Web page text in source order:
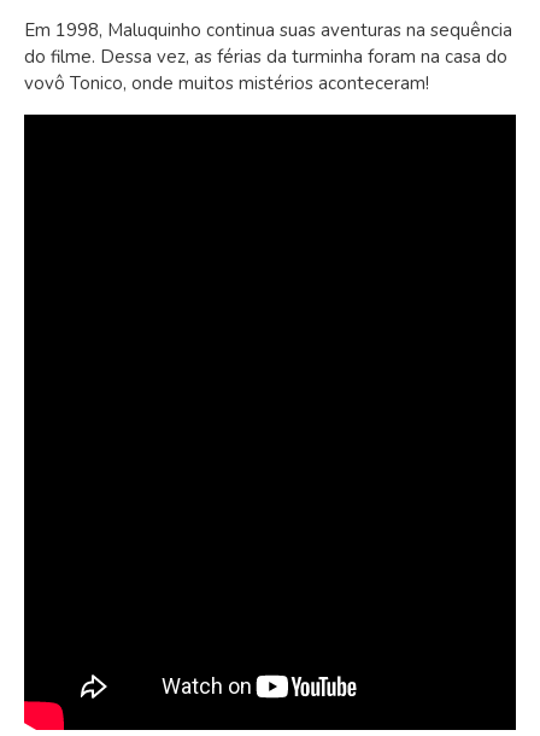
Em 1998, Maluquinho continua suas aventuras na sequência
do filme. Dessa vez, as férias da turminha foram na casa do
vovô Tonico, onde muitos mistérios aconteceram!